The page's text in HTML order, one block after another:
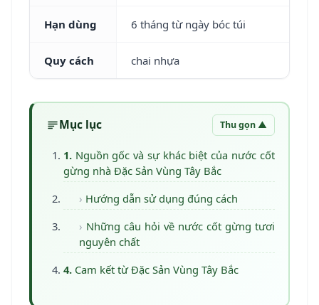
Hạn dùng 6 tháng từ ngày bóc túi
Quy cách chai nhựa
Mục lục Thu gọn ▲
Nguồn gốc và sự khác biệt của nước cốt
gừng nhà Đặc Sản Vùng Tây Bắc
Hướng dẫn sử dụng đúng cách
Những câu hỏi về nước cốt gừng tươi
nguyên chất
Cam kết từ Đặc Sản Vùng Tây Bắc